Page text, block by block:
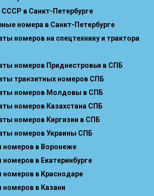
в Санкт-Петербурге
номера в Санкт-Петербурге
номеров на спецтехнику и трактора
номеров Приднестровья в СПБ
транзитных номеров СПБ
номеров Молдовы в СПБ
номеров Казахстана СПБ
номеров Киргизии в СПБ
номеров Украины СПБ
номеров в Воронеже
в Екатеринбурге
номеров в Краснодаре
в Казани